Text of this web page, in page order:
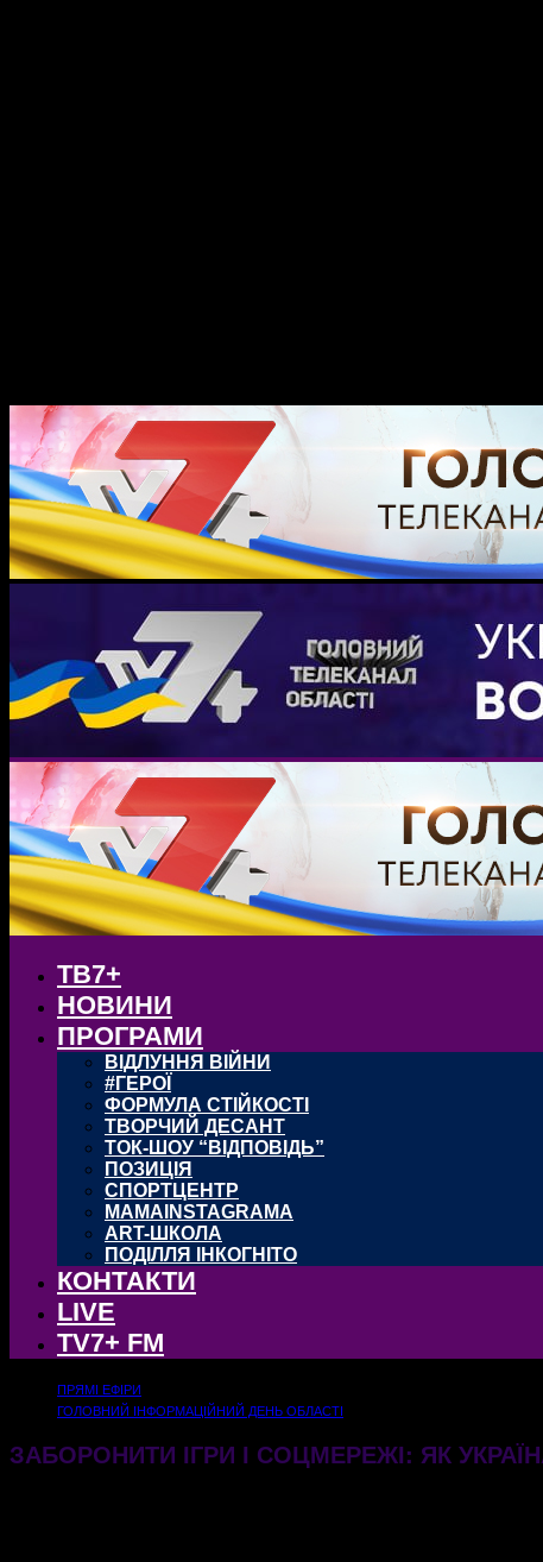
ТВ7+
НОВИНИ
ПРОГРАМИ
ВІДЛУННЯ ВІЙНИ
#ГЕРОЇ
ФОРМУЛА СТІЙКОСТІ
ТВОРЧИЙ ДЕСАНТ
ТОК-ШОУ “ВІДПОВІДЬ”
ПОЗИЦІЯ
СПОРТЦЕНТР
MAMAINSTAGRAMA
ART-ШКОЛА
ПОДІЛЛЯ ІНКОГНІТО
КОНТАКТИ
LIVE
TV7+ FM
ПРЯМІ ЕФІРИ
ГОЛОВНИЙ ІНФОРМАЦІЙНИЙ ДЕНЬ ОБЛАСТІ
ЗАБОРОНИТИ ІГРИ І СОЦМЕРЕЖІ: ЯК